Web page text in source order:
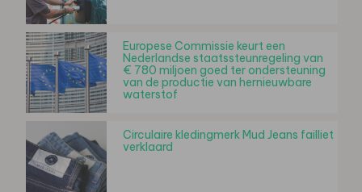
Europese Commissie keurt een
Nederlandse staatssteunregeling van
€ 780 miljoen goed ter ondersteuning
van de productie van hernieuwbare
waterstof
Circulaire kledingmerk Mud Jeans failliet
verklaard